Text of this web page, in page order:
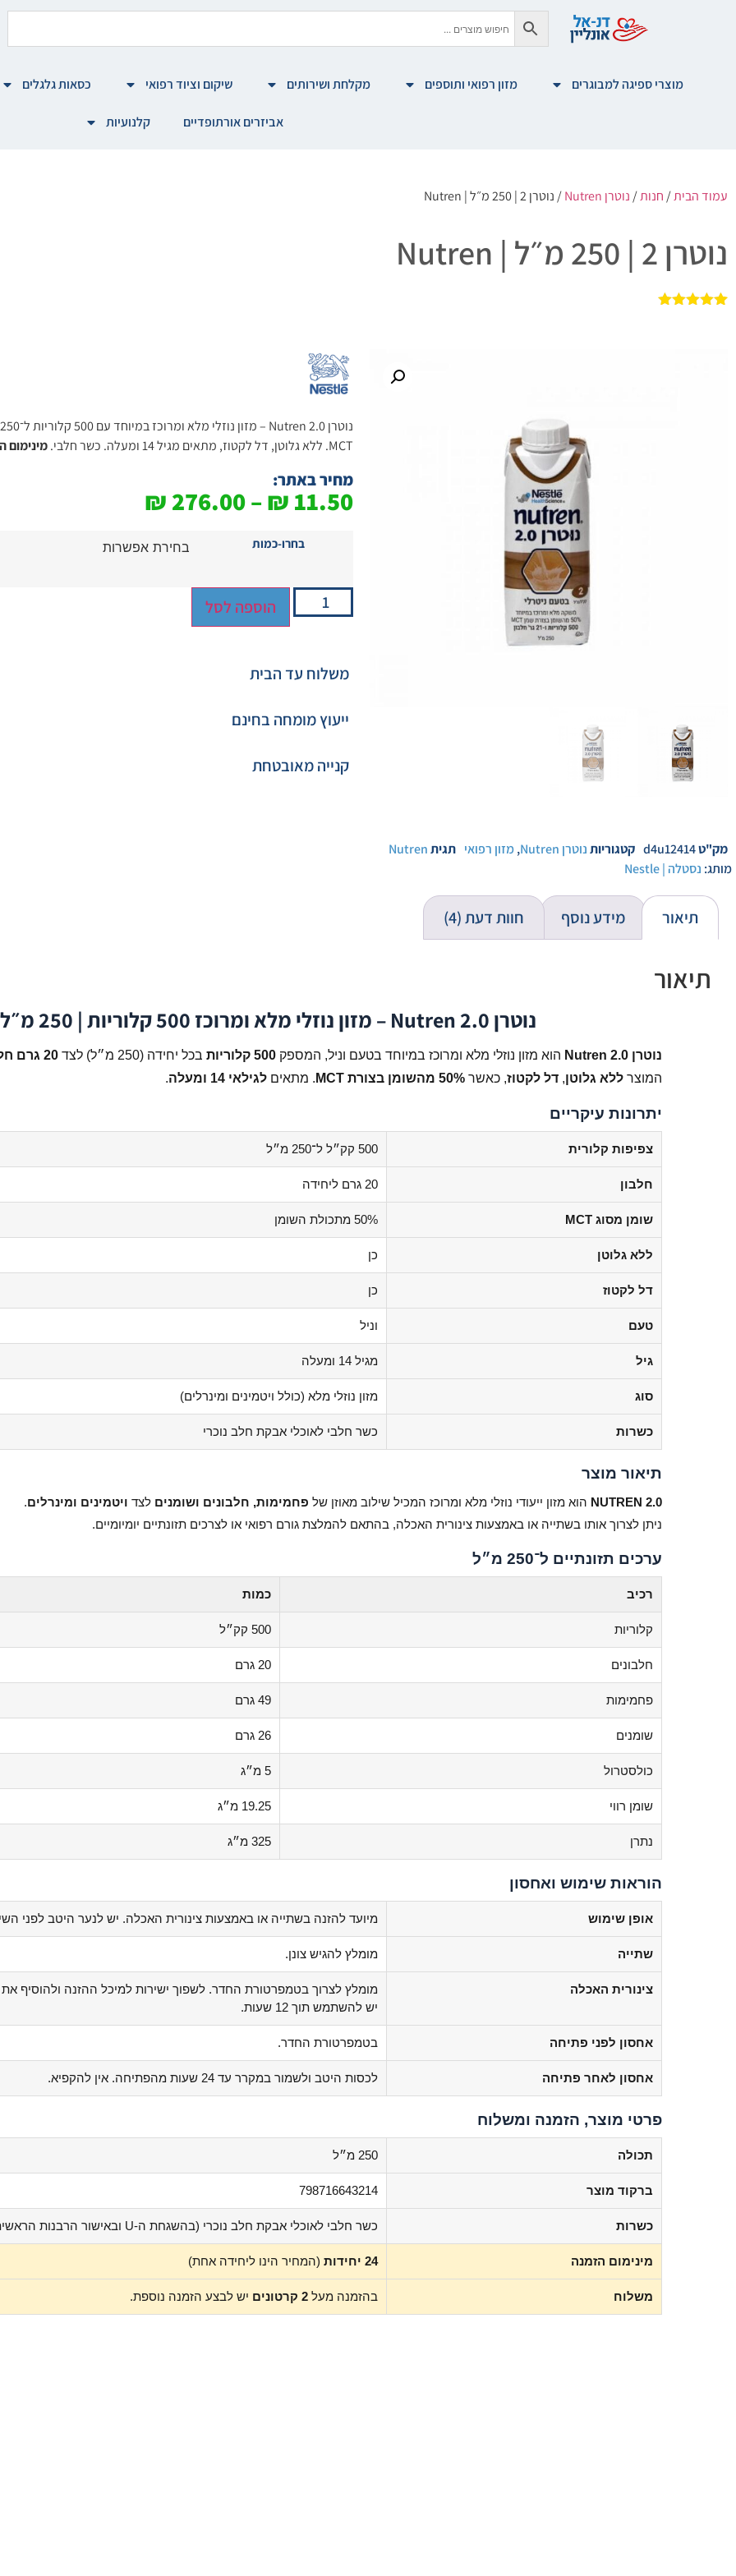
מוצרי ספיגה למבוגרים מזון רפואי ותוספים מקלחת ושירותים שיקום וציוד רפואי כסאות גלגלים
אביזרים אורתופדיים קלנועיות
עמוד הבית/ חנות/ נוטרן Nutren / נוטרן 2 | 250 מ״ל | Nutren
נוטרן 2 | 250 מ״ל | Nutren
מק"טd4u12414 קטגוריותנוטרן Nutren ,מזון רפואי תגיתNutren
מותג: נסטלה | Nestle
MCT. ללא גלוטן, דל לקטוז, מתאים מגיל 14 ומעלה. כשר חלבי. מינימום הזמנה
מחיר באתר:
11.50
₪
–
276.00
₪
בחרו-כמות
הוספה לסל
משלוח עד הבית
ייעוץ מומחה בחינם
קנייה מאובטחת
תיאור מידע נוסף חוות דעת (4)
תיאור
נוטרן 2.0 Nutren – מזון נוזלי מלא ומרוכז 500 קלוריות | 250 מ״ל
נוטרן 2.0 Nutren הוא מזון נוזלי מלא ומרוכז במיוחד בטעם וניל, המספק 500 קלוריות בכל יחידה (250 מ״ל) לצד
20 גרם חלבון
המוצר ללא גלוטן, דל לקטוז, כאשר 50% מהשומן בצורת MCT . מתאים לגילאי 14 ומעלה .
יתרונות עיקריים
צפיפות קלורית 500 קק״ל ל־250 מ״ל
חלבון 20 גרם ליחידה
שומן מסוג MCT 50% מתכולת השומן
ללא גלוטן כן
דל לקטוז כן
טעם וניל
גיל מגיל 14 ומעלה
סוג מזון נוזלי מלא (כולל ויטמינים ומינרלים)
כשרות כשר חלבי לאוכלי אבקת חלב נוכרי
תיאור מוצר
NUTREN 2.0 הוא מזון ייעודי נוזלי מלא ומרוכז המכיל שילוב מאוזן של פחמימות, חלבונים ושומנים לצד ויטמינים ומינרלים.
ניתן לצרוך אותו בשתייה או באמצעות צינורית האכלה, בהתאם להמלצת גורם רפואי או לצרכים תזונתיים יומיומיים.
ערכים תזונתיים ל־250 מ״ל
רכיב כמות
קלוריות 500 קק״ל
חלבונים 20 גרם
פחמימות 49 גרם
שומנים 26 גרם
כולסטרול 5 מ״ג
שומן רווי 19.25 מ״ג
נתרן 325 מ״ג
הוראות שימוש ואחסון
אופן שימוש מיועד להזנה בשתייה או באמצעות צינורית האכלה. יש לנער היטב לפני
שתייה מומלץ להגיש צונן.
צינורית האכלה
מומלץ לצרוך בטמפרטורת החדר. לשפוך ישירות למיכל ההזנה ולהוסיף
יש להשתמש תוך 12 שעות.
אחסון לפני פתיחה בטמפרטורת החדר.
אחסון לאחר פתיחה לכסות היטב ולשמור במקרר עד 24 שעות מהפתיחה. אין להקפיא.
פרטי מוצר, הזמנה ומשלוח
תכולה 250 מ״ל
ברקוד מוצר 798716643214
כשרות כשר חלבי לאוכלי אבקת חלב נוכרי (בהשגחת ה-U ובאישור הרבנות הראשית לישראל)
מינימום הזמנה 24 יחידות (המחיר הינו ליחידה אחת)
משלוח בהזמנה מעל 2 קרטונים יש לבצע הזמנה נוספת.